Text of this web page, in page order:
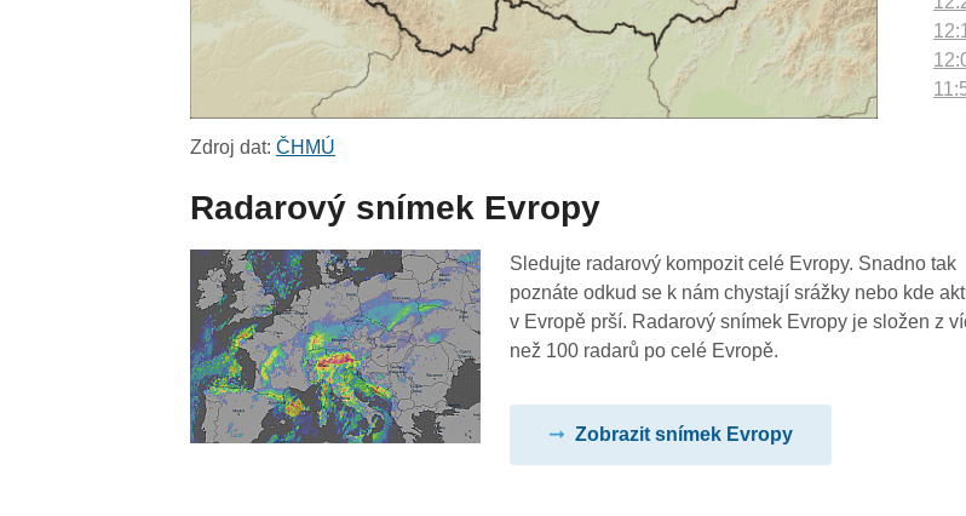
Zdroj dat:ČHMÚ
Radarový snímek Evropy
Sledujte radarový kompozit celé Evropy. Snadno tak
poznáte odkud se k nám chystají srážky nebo kde
v Evropě prší. Radarový snímek Evropy je složen z
než 100 radarů po celé Evropě.
Zobrazit snímek Evropy